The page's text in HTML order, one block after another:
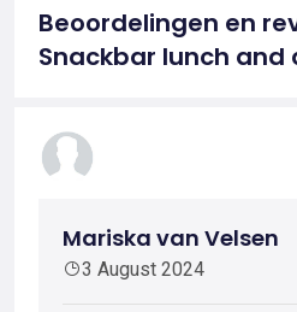
Beoordelingen en
Snackbar lunch and
Mariska van Velsen
3 August 2024